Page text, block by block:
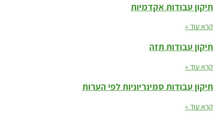
תיקון עבודות אקדמיות
קרא עוד »
תיקון עבודות תזה
קרא עוד »
תיקון עבודות סמינריוניות לפי הערות
קרא עוד »